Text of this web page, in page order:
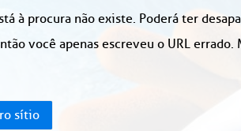
à procura não existe. Poderá ter
você apenas escreveu o URL
sítio